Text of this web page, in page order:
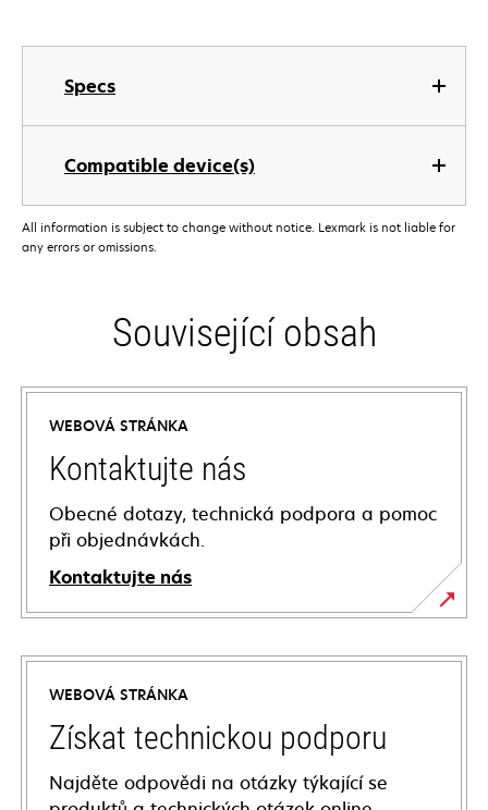
Specs
Compatible device(s)
All information is subject to change without notice. Lexmark is not liable for
any errors or omissions.
Související obsah
WEBOVÁ STRÁNKA
Kontaktujte nás
Obecné dotazy, technická podpora a pomoc
při objednávkách.
Kontaktujte nás
WEBOVÁ STRÁNKA
Získat technickou podporu
Najděte odpovědi na otázky týkající se